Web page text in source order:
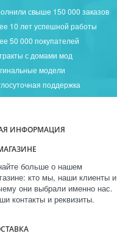
свыше 150 000 заказов
10 лет успешной работы
50 000 покупателей
с домами мод
модели
поддержка
ИНФОРМАЦИЯ
больше о нашем
кто мы, наши клиенты и
они выбрали именно нас.
контакты и реквизиты.